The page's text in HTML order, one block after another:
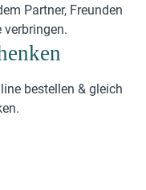
Partner, Freunden
verbringen.
bestellen & gleich